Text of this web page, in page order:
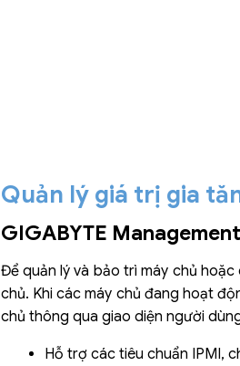
Quản lý giá trị gia
GIGABYTE
Để quản lý và bảo trì máy chủ
chủ. Khi các máy chủ đang hoạt
chủ thông qua giao diện người
Hỗ trợ các tiêu chuẩn IPMI,